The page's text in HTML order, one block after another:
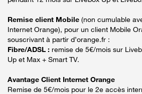
Remise client Mobile (non cumulable
Internet Orange), pour un client Mobile
souscrivant à partir d’orange.fr :
Fibre/ADSL : remise de 5€/mois sur
Up et Max + Smart TV.
Avantage Client Internet Orange
Remise de 5€/mois pour le 2e accès